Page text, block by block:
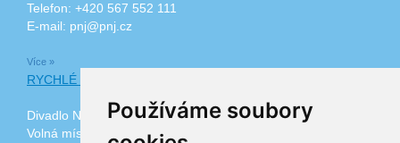
Používáme soubory
Telefon: +420 567 552 111
E-mail: pnj@pnj.cz
Více »
RYCHLÉ ODKAZY
Divadlo Na Kopečku
Volná místa